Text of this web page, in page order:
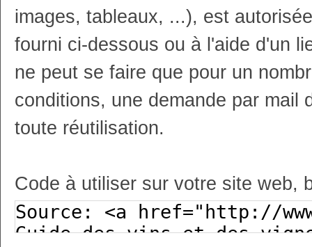
images, tableaux, ...), est
fourni ci-dessous ou à l'aide d'un
ne peut se faire que pour un
conditions, une demande par mail
toute réutilisation.
Code à utiliser sur votre site web,